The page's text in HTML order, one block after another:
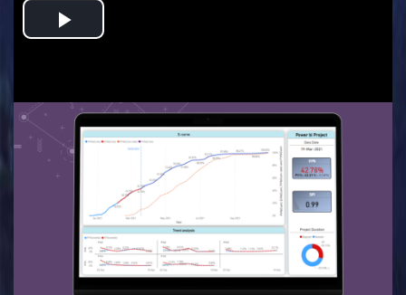
Play